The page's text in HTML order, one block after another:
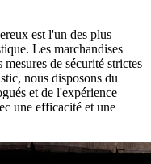
est l'un des plus
Les marchandises
de sécurité strictes
nous disposons du
et de l'expérience
une efficacité et une